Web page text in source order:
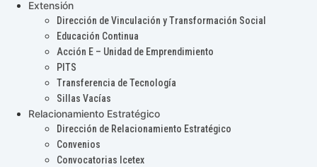
Extensión
Dirección de Vinculación y Transformación Social
Educación Continua
Acción E – Unidad de Emprendimiento
PITS
Transferencia de Tecnología
Sillas Vacías
Relacionamiento Estratégico
Dirección de Relacionamiento Estratégico
Convenios
Convocatorias Icetex